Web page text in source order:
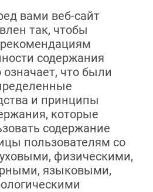
вами веб-сайт
так, чтобы
рекомендациям
содержания
означает, что были
и принципы
которые
содержание
пользователям со
физическими,
языковыми,